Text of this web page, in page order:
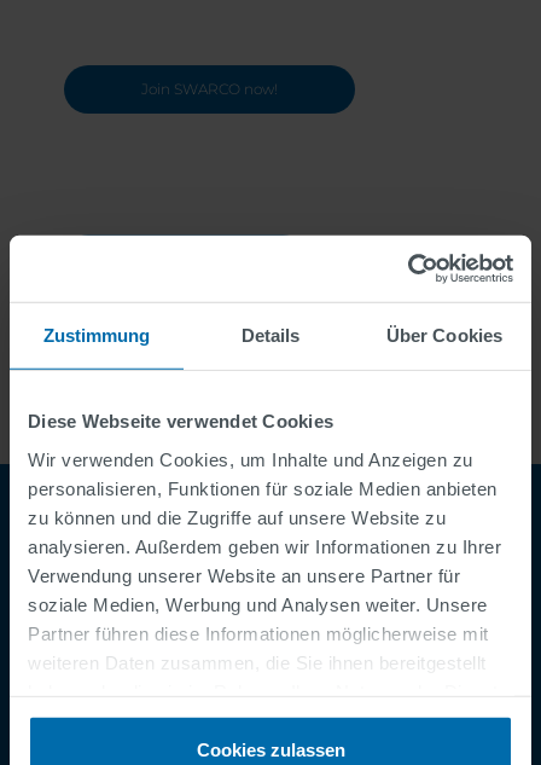
Zustimmung Details Über Cookies
Diese Webseite verwendet Cookies
Wir verwenden Cookies, um Inhalte und Anzeigen zu
personalisieren, Funktionen für soziale Medien anbieten
zu können und die Zugriffe auf unsere Website zu
analysieren. Außerdem geben wir Informationen zu Ihrer
Verwendung unserer Website an unsere Partner für
soziale Medien, Werbung und Analysen weiter. Unsere
Partner führen diese Informationen möglicherweise mit
weiteren Daten zusammen, die Sie ihnen bereitgestellt
gesammelt haben.
Cookies zulassen
Join SWARCO now!
Impressum